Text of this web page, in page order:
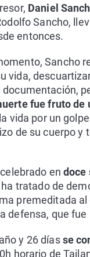
Daniel
Sancho,
entonces.
Sancho
vida,
documentación,
fue fruto de
vida por un
de su cuerpo y
endoce
tratado de
premeditada al
defensa, que fue
y 26 díasse
horario de